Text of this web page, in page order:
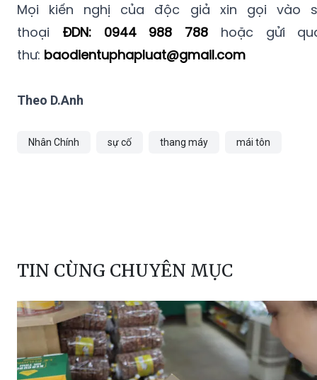
Mọi kiến nghị của độc giả xin gọi vào
thoại ĐDN: 0944 988 788 hoặc gửi
thư: baodientuphapluat@gmail.com
Theo D.Anh
Nhân Chính sự cố thang máy mái tôn
TIN CÙNG CHUYÊN MỤC